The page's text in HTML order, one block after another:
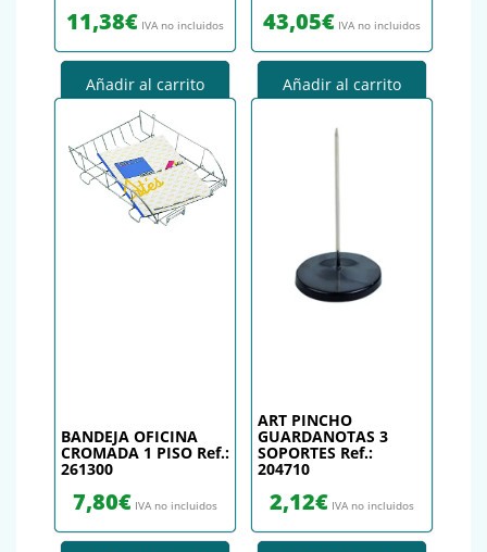
11,38€ IVA no incluidos
Añadir al carrito
43,05€ IVA no incluidos
Añadir al carrito
BANDEJA OFICINA
CROMADA 1 PISO Ref.:
261300
7,80€ IVA no incluidos
ART PINCHO
GUARDANOTAS 3
SOPORTES Ref.:
204710
2,12€ IVA no incluidos